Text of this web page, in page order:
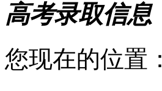
高考录取信息
您现在的位置：